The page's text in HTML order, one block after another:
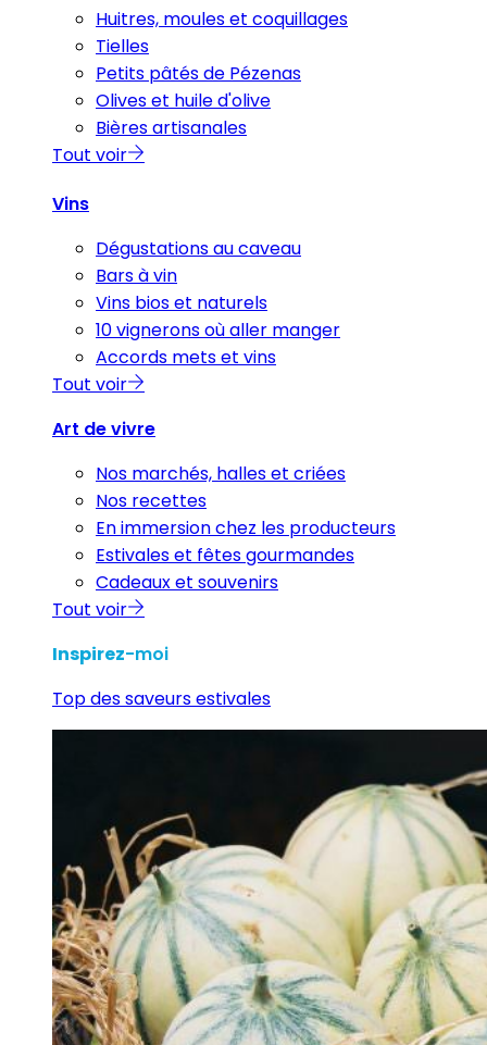
Huitres, moules et coquillages
Tielles
Petits pâtés de Pézenas
Olives et huile d'olive
Bières artisanales
Tout voir
Vins
Dégustations au caveau
Bars à vin
Vins bios et naturels
10 vignerons où aller manger
Accords mets et vins
Tout voir
Art de vivre
Nos marchés, halles et criées
Nos recettes
En immersion chez les producteurs
Estivales et fêtes gourmandes
Cadeaux et souvenirs
Tout voir
Inspirez-moi
Top des saveurs estivales